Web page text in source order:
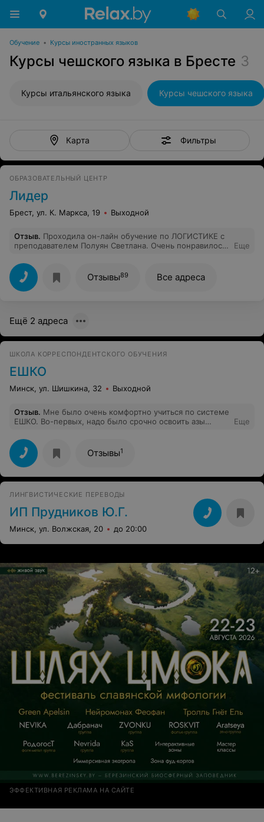
Обучение • Курсы иностранных языков
Курсы чешского языка в Бресте 3
Курсы итальянского языка Курсы чешского языка
Карта Фильтры
ОБРАЗОВАТЕЛЬНЫЙ ЦЕНТР
Лидер
Брест, ул. К. Маркса, 19 Выходной
Отзыв. Проходила он-лайн обучение по ЛОГИСТИКЕ с
преподавателем Полуян Светлана. Очень понравилось.
информацию доносит максимально доступно.
Благодарю!
Еще
Отзывы89 Все адреса
Ещё 2 адреса
ШКОЛА КОРРЕСПОНДЕНТСКОГО ОБУЧЕНИЯ
ЕШКО
Минск, ул. Шишкина, 32 Выходной
Отзыв. Мне было очень комфортно учиться по системе
ЕШКО. Во-первых, надо было срочно освоить азы
меня не было. Во-вторых, очень доступно и интересно
изложен материал (польский - мой 3й иностранный ,
так что есть с чем сравнивать). В-третьих. понравилась
работа с удаленным преподавателем. Очень
современный подход.
Еще
Отзывы1
ЛИНГВИСТИЧЕСКИЕ ПЕРЕВОДЫ
ИП Прудников Ю.Г.
Минск, ул. Волжская, 20 до 20:00
ЭФФЕКТИВНАЯ РЕКЛАМА НА САЙТЕ